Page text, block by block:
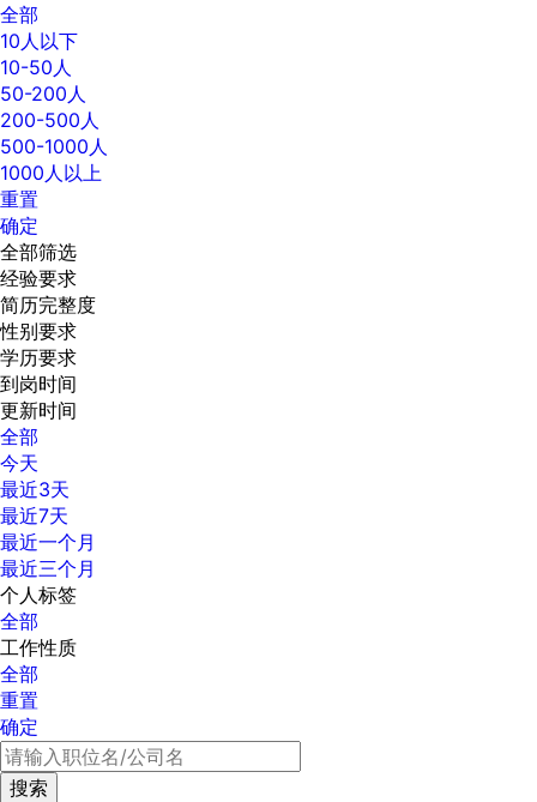
全部
10人以下
10-50人
50-200人
200-500人
500-1000人
1000人以上
重置
确定
全部筛选
经验要求
简历完整度
性别要求
学历要求
到岗时间
更新时间
全部
今天
最近3天
最近7天
最近一个月
最近三个月
个人标签
全部
工作性质
全部
重置
确定